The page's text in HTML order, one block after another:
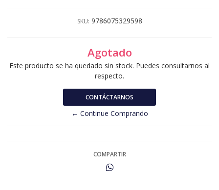
SKU: 9786075329598
Agotado
Este producto se ha quedado sin stock. Puedes consultarnos al
respecto.
CONTÁCTARNOS
← Continue Comprando
COMPARTIR